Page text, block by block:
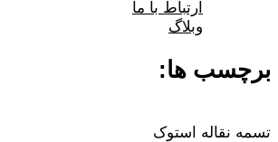
ارتباط با ما
وبلاگ
برچسب ها:
تسمه نقاله استوک